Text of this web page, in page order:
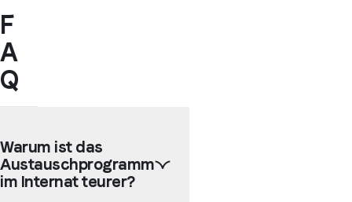
F
A
Q
Warum ist das
Austauschprogramm
im Internat teurer?